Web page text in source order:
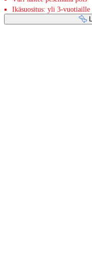
Ikäsuositus: yli 3-vuotiaille